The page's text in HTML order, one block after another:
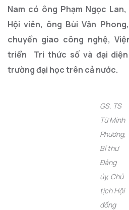
Nam có ông Phạm Ngọc
Hội viên, ông Bùi Văn
chuyển giao công nghệ,
triển Tri thức số và đại
trường đại học trên cả nước.
GS. TS
Từ Minh
Phương,
Bí thư
Đảng
ủy, Chủ
tịch Hội
đồng